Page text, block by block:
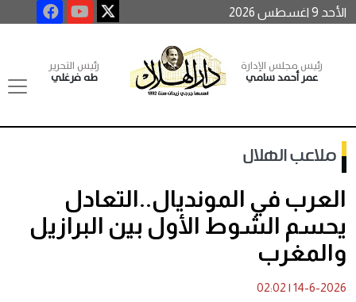
الأحد 9 اغسطس 2026
رئيس مجلس الإدارة
عمر أحمد سامي
رئيس التحرير
طه فرغلي
ملاعب الهلال
العرب في المونديال..التعادل
يحسم الشوط الأول بين البرازيل
والمغرب
14-6-2026
|
02:02